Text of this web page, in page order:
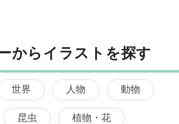
からイラストを探す
世界 人物 動物
昆虫 植物・花